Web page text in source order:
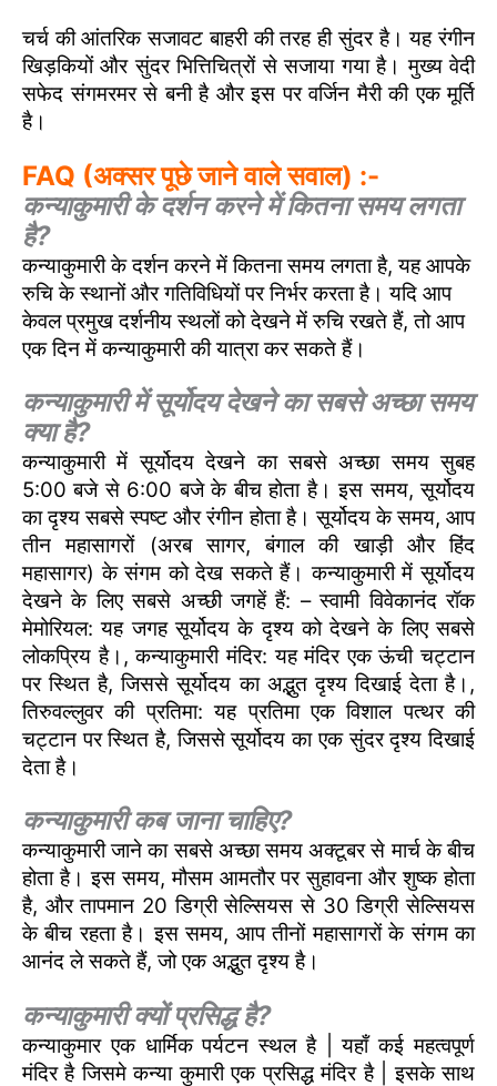
चर्च की आंतरिक सजावट बाहरी की तरह ही सुंदर है। यह रंगीन
खिड़कियों और सुंदर भित्तिचित्रों से सजाया गया है। मुख्य वेदी
सफेद संगमरमर से बनी है और इस पर वर्जिन मैरी की एक मूर्ति
है।
FAQ (अक्सर पूछे जाने वाले सवाल) :-
कन्याकुमारी के दर्शन करने में कितना समय लगता
है?
कन्याकुमारी के दर्शन करने में कितना समय लगता है, यह आपके
रुचि के स्थानों और गतिविधियों पर निर्भर करता है। यदि आप
केवल प्रमुख दर्शनीय स्थलों को देखने में रुचि रखते हैं, तो आप
एक दिन में कन्याकुमारी की यात्रा कर सकते हैं।
कन्याकुमारी में सूर्योदय देखने का सबसे अच्छा समय
क्या है?
कन्याकुमारी में सूर्योदय देखने का सबसे अच्छा समय सुबह
5:00 बजे से 6:00 बजे के बीच होता है। इस समय, सूर्योदय
का दृश्य सबसे स्पष्ट और रंगीन होता है। सूर्योदय के समय, आप
तीन महासागरों (अरब सागर, बंगाल की खाड़ी और हिंद
महासागर) के संगम को देख सकते हैं। कन्याकुमारी में सूर्योदय
देखने के लिए सबसे अच्छी जगहें हैं: – स्वामी विवेकानंद रॉक
मेमोरियल: यह जगह सूर्योदय के दृश्य को देखने के लिए सबसे
लोकप्रिय है।, कन्याकुमारी मंदिर: यह मंदिर एक ऊंची चट्टान
पर स्थित है, जिससे सूर्योदय का अद्भुत दृश्य दिखाई देता है।,
तिरुवल्लुवर की प्रतिमा: यह प्रतिमा एक विशाल पत्थर की
चट्टान पर स्थित है, जिससे सूर्योदय का एक सुंदर दृश्य दिखाई
देता है।
कन्याकुमारी कब जाना चाहिए?
कन्याकुमारी जाने का सबसे अच्छा समय अक्टूबर से मार्च के बीच
होता है। इस समय, मौसम आमतौर पर सुहावना और शुष्क होता
है, और तापमान 20 डिग्री सेल्सियस से 30 डिग्री सेल्सियस
के बीच रहता है। इस समय, आप तीनों महासागरों के संगम का
आनंद ले सकते हैं, जो एक अद्भुत दृश्य है।
कन्याकुमारी क्यों प्रसिद्ध है?
कन्याकुमार एक धार्मिक पर्यटन स्थल है | यहाँ कई महत्वपूर्ण
मंदिर है जिसमे कन्या कुमारी एक प्रसिद्ध मंदिर है | इसके साथ